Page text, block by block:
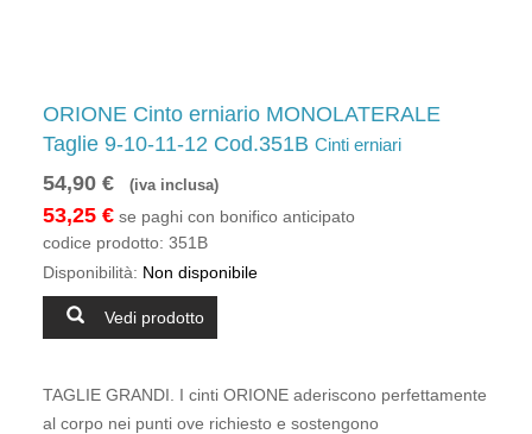
ORIONE Cinto erniario MONOLATERALE
Taglie 9-10-11-12 Cod.351B Cinti erniari
54,90 € (iva inclusa)
53,25 € se paghi con bonifico anticipato
codice prodotto: 351B
Disponibilità: Non disponibile
Vedi prodotto
TAGLIE GRANDI. I cinti ORIONE aderiscono perfettamente
al corpo nei punti ove richiesto e sostengono